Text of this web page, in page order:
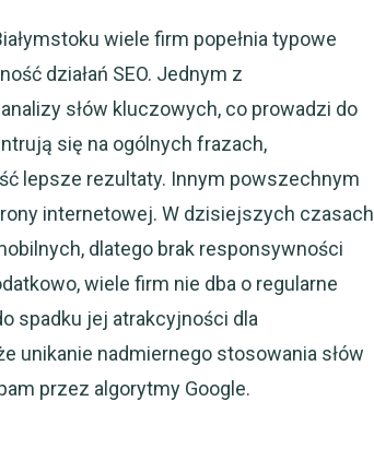
wiele firm popełnia typowe
działań SEO. Jednym z
słów kluczowych, co prowadzi do
się na ogólnych frazach,
lepsze rezultaty. Innym powszechnym
internetowej. W dzisiejszych czasach
dlatego brak responsywności
wiele firm nie dba o regularne
spadku jej atrakcyjności dla
unikanie nadmiernego stosowania słów
przez algorytmy Google.